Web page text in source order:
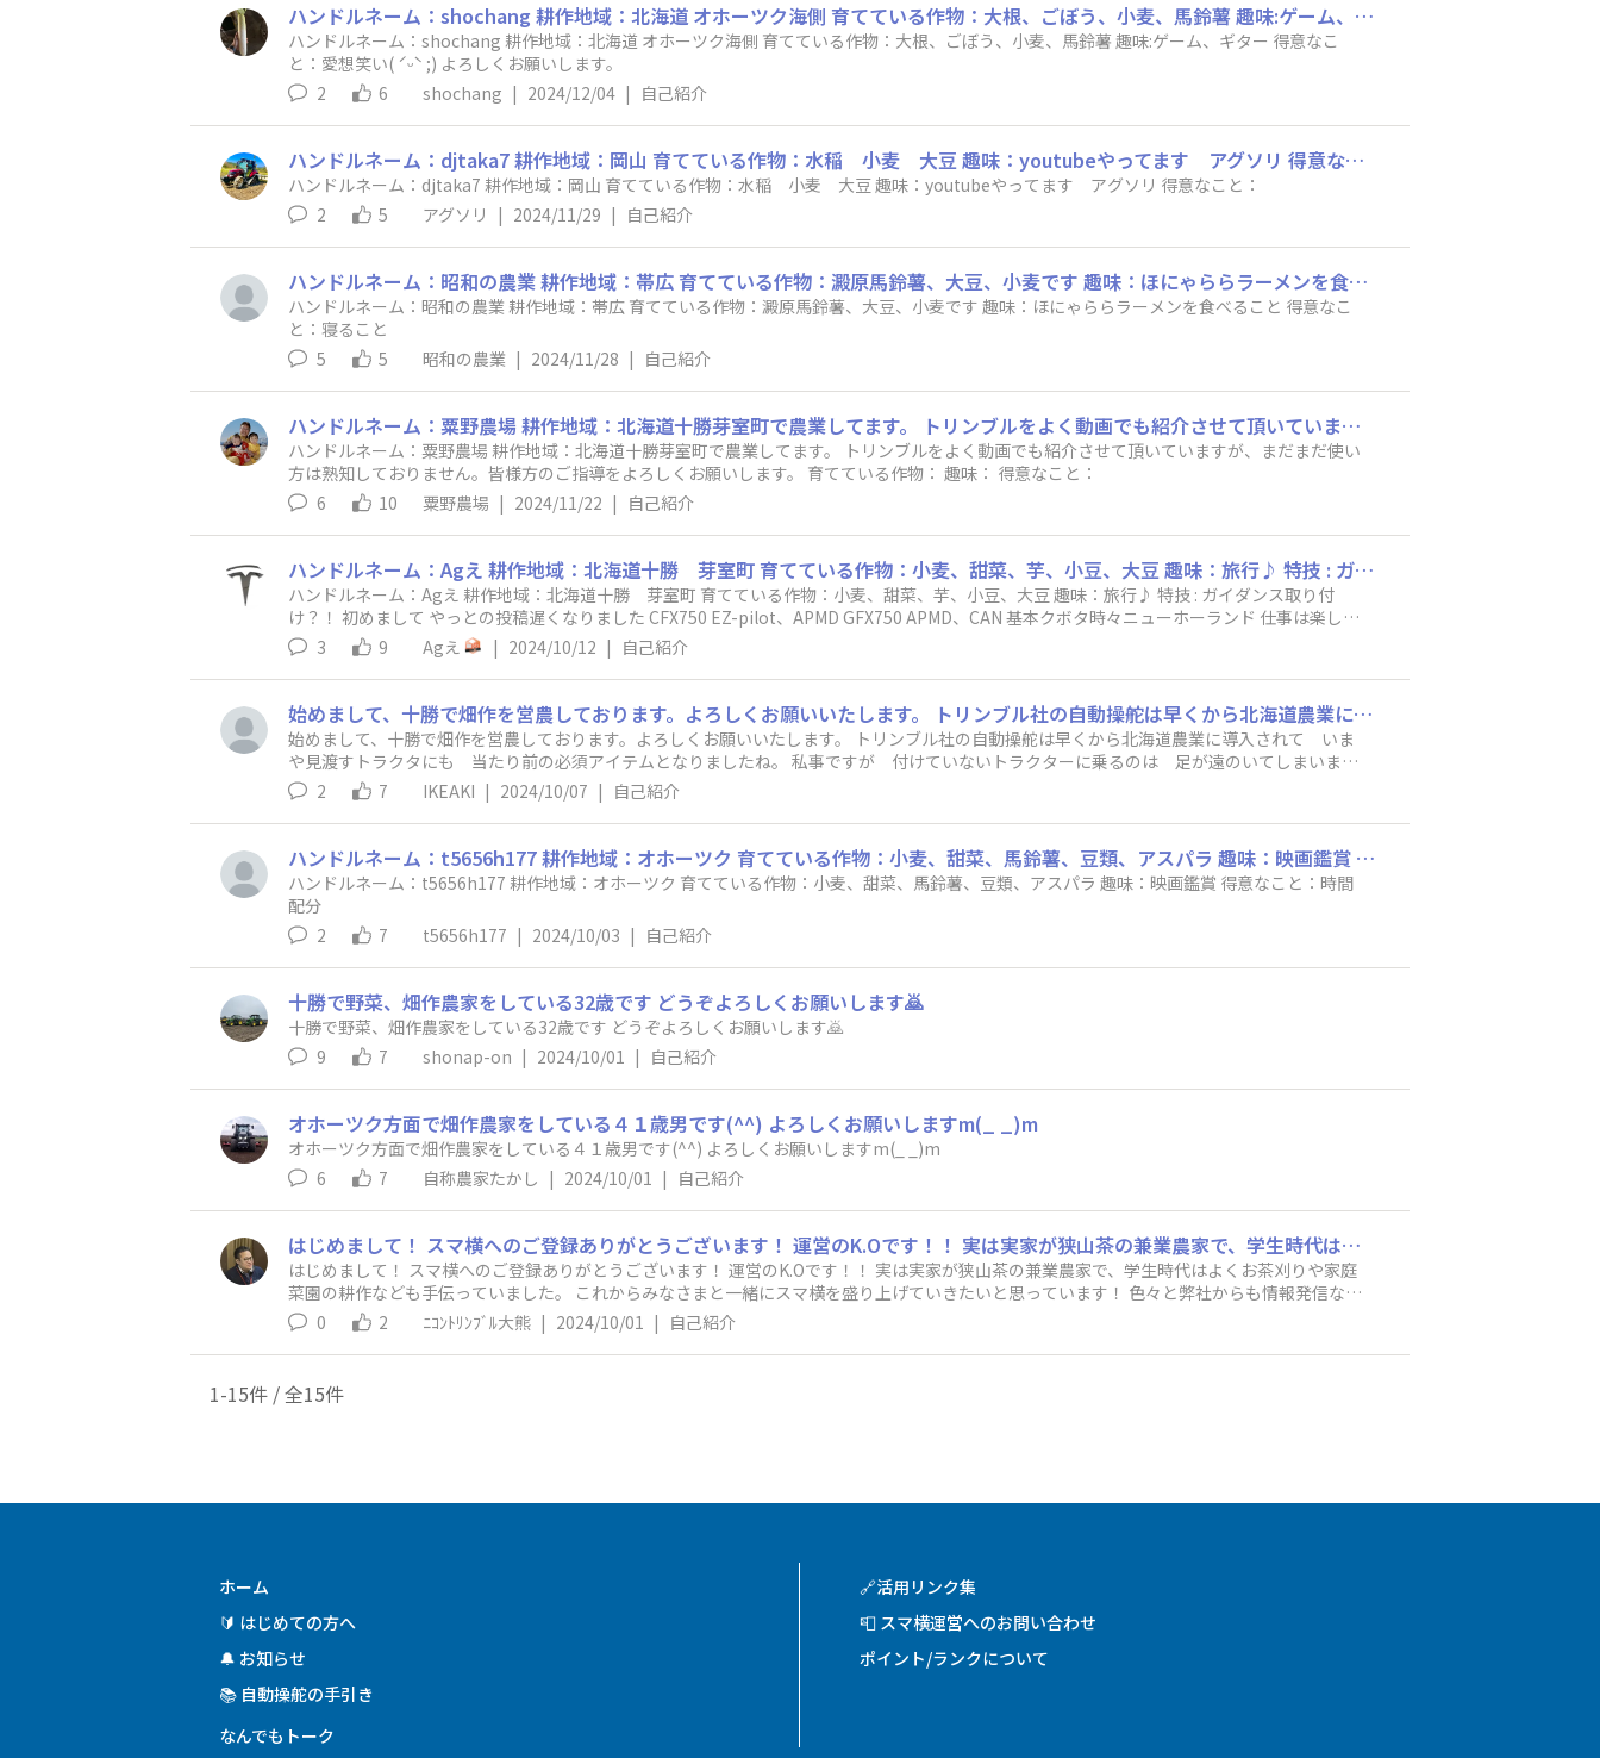
ハンドルネーム：shochang 耕作地域：北海道 オホーツク海側 育てている作物：大根、ごぼう、小麦、馬鈴薯 趣味:ゲーム、ギター 得意なこと：愛想笑い( ˊᵕˋ ;) よろしくお願いします。
ハンドルネーム：shochang 耕作地域：北海道 オホーツク海側 育てている作物：大根、ごぼう、小麦、馬鈴薯 趣味:ゲーム、ギター 得意なこ
と：愛想笑い( ˊᵕˋ ;) よろしくお願いします。
2
6 shochang | 2024/12/04 | 自己紹介
ハンドルネーム：djtaka7 耕作地域：岡山 育てている作物：水稲 小麦 大豆 趣味：youtubeやってます アグソリ 得意なこと：
ハンドルネーム：djtaka7 耕作地域：岡山 育てている作物：水稲 小麦 大豆 趣味：youtubeやってます アグソリ 得意なこと：
2
5 アグソリ | 2024/11/29 | 自己紹介
ハンドルネーム：昭和の農業 耕作地域：帯広 育てている作物：澱原馬鈴薯、大豆、小麦です 趣味：ほにゃららラーメンを食べること 得意なこと：寝ること
ハンドルネーム：昭和の農業 耕作地域：帯広 育てている作物：澱原馬鈴薯、大豆、小麦です 趣味：ほにゃららラーメンを食べること 得意なこ
と：寝ること
5
5 昭和の農業 | 2024/11/28 | 自己紹介
ハンドルネーム：粟野農場 耕作地域：北海道十勝芽室町で農業してます。 トリンブルをよく動画でも紹介させて頂いていますが、まだまだ使い方は熟知しておりません。皆様方のご指導をよろしくお願いします。 育てている作物： 趣味： 得意なこと：
ハンドルネーム：粟野農場 耕作地域：北海道十勝芽室町で農業してます。 トリンブルをよく動画でも紹介させて頂いていますが、まだまだ使い
方は熟知しておりません。皆様方のご指導をよろしくお願いします。 育てている作物： 趣味： 得意なこと：
6
10 粟野農場 | 2024/11/22 | 自己紹介
ハンドルネーム：Agえ 耕作地域：北海道十勝 芽室町 育てている作物：小麦、甜菜、芋、小豆、大豆 趣味：旅行♪ 特技 : ガイダンス取り付け？！ 初めまして やっとの投稿遅くなりました CFX750 EZ-pilot、APMD GFX750 APMD、CAN 基本クボタ時々ニューホーランド 仕事は楽しくがモットーですがなかなか‥ GPS自動操縦に首を突っ込み10年ほど経ちますが いろんな意味で世界がひらがりました 宜しくお願いします
ハンドルネーム：Agえ 耕作地域：北海道十勝 芽室町 育てている作物：小麦、甜菜、芋、小豆、大豆 趣味：旅行♪ 特技 : ガイダンス取り付
け？！ 初めまして やっとの投稿遅くなりました CFX750 EZ-pilot、APMD GFX750 APMD、CAN 基本クボタ時々ニューホーランド 仕事は楽しく
3 9 Agえ | 2024/10/12 | 自己紹介
始めまして、十勝で畑作を営農しております。よろしくお願いいたします。 トリンブル社の自動操舵は早くから北海道農業に導入されて いまや見渡すトラクタにも 当たり前の必須アイテムとなりましたね。 私事ですが 付けていないトラクターに乗るのは 足が遠のいてしまいます(笑)
始めまして、十勝で畑作を営農しております。よろしくお願いいたします。 トリンブル社の自動操舵は早くから北海道農業に導入されて いま
や見渡すトラクタにも 当たり前の必須アイテムとなりましたね。 私事ですが 付けていないトラクターに乗るのは 足が遠のいてしまいます
(笑) 2 7 IKEAKI | 2024/10/07 | 自己紹介
ハンドルネーム：t5656h177 耕作地域：オホーツク 育てている作物：小麦、甜菜、馬鈴薯、豆類、アスパラ 趣味：映画鑑賞 得意なこと：時間配分
ハンドルネーム：t5656h177 耕作地域：オホーツク 育てている作物：小麦、甜菜、馬鈴薯、豆類、アスパラ 趣味：映画鑑賞 得意なこと：時間
配分
2
7 t5656h177 | 2024/10/03 | 自己紹介
十勝で野菜、畑作農家をしている32歳です どうぞよろしくお願いします🙇
十勝で野菜、畑作農家をしている32歳です どうぞよろしくお願いします🙇
9
7 shonap-on | 2024/10/01 | 自己紹介
オホーツク方面で畑作農家をしている４１歳男です(^^) よろしくお願いしますm(_ _)m
オホーツク方面で畑作農家をしている４１歳男です(^^) よろしくお願いしますm(_ _)m
6
7 自称農家たかし | 2024/10/01 | 自己紹介
はじめまして！ スマ横へのご登録ありがとうございます！ 運営のK.Oです！！ 実は実家が狭山茶の兼業農家で、学生時代はよくお茶刈りや家庭菜園の耕作なども手伝っていました。 これからみなさまと一緒にスマ横を盛り上げていきたいと思っています！ 色々と弊社からも情報発信などしていきますので、是非ごらんください！
はじめまして！ スマ横へのご登録ありがとうございます！ 運営のK.Oです！！ 実は実家が狭山茶の兼業農家で、学生時代はよくお茶刈りや家庭
菜園の耕作なども手伝っていました。 これからみなさまと一緒にスマ横を盛り上げていきたいと思っています！ 色々と弊社からも情報発信など
していきますので、是非ごらんください！
0 2 ﾆｺﾝﾄﾘﾝﾌﾞﾙ大熊 | 2024/10/01 | 自己紹介
1-15件 / 全15件
ホーム
🔰 はじめての方へ
🔔 お知らせ
📚 自動操舵の手引き
なんでもトーク
🔗活用リンク集
📮 スマ横運営へのお問い合わせ
ポイント/ランクについて